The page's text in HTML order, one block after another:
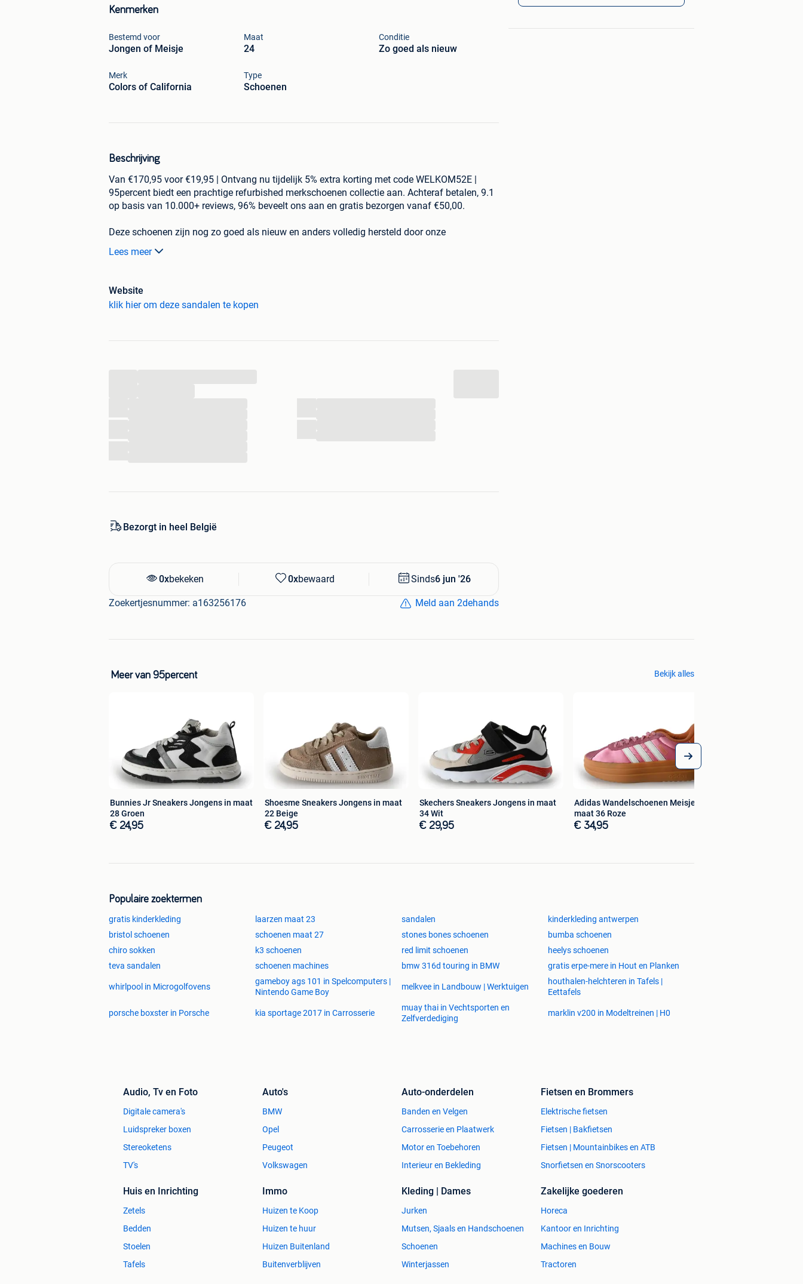
Kenmerken
Bestemd voor
Jongen of Meisje
Maat
24
Conditie
Zo goed als nieuw
Merk
Colors of California
Type
Schoenen
Beschrijving
Van €170,95 voor €19,95 | Ontvang nu tijdelijk 5% extra korting met code WELKOM52E |
95percent biedt een prachtige refurbished merkschoenen collectie aan. Achteraf betalen, 9.1
op basis van 10.000+ reviews, 96% beveelt ons aan en gratis bezorgen vanaf €50,00.
Deze schoenen zijn nog zo goed als nieuw en anders volledig hersteld door onze
producten is er maar 1 op voorraad. Dus het is belangrijk er snel bij te zijn.
- Achteraf betalen, Bancontact en PayPal
- 100% Kwaliteitsgarantie
- Voordelig en eenvoudig retourneren via bPost of PostNL
Lees meer
Website
klik hier om deze sandalen te kopen
Bezorgt in heel België
0xbekeken 0xbewaard Sinds6 jun '26
Zoekertjesnummer: a163256176 Meld aan 2dehands
Meer van 95percent Bekijk alles
Bunnies Jr Sneakers Jongens in maat
28 Groen
€ 24,95
Shoesme Sneakers Jongens in maat
22 Beige
€ 24,95
Skechers Sneakers Jongens in maat
34 Wit
€ 29,95
Adidas Wandelschoenen Meisjes in
maat 36 Roze
€ 34,95
Populaire zoektermen
gratis kinderkleding laarzen maat 23 sandalen
kinderkleding antwerpen
bristol schoenen
schoenen maat 27 stones bones schoenen
bumba schoenen
chiro sokken
k3 schoenen red limit schoenen
heelys schoenen
teva sandalen
schoenen machines bmw 316d touring in BMW gratis erpe-mere in Hout en Planken
whirlpool in Microgolfovens
gameboy ags 101 in Spelcomputers |
Nintendo Game Boy
melkvee in Landbouw | Werktuigen
houthalen-helchteren in Tafels |
Eettafels
porsche boxster in Porsche kia sportage 2017 in Carrosserie
muay thai in Vechtsporten en
Zelfverdediging
marklin v200 in Modeltreinen | H0
Audio, Tv en Foto
Digitale camera's
Luidspreker boxen
Stereoketens
TV's
Auto's
BMW
Opel
Peugeot
Volkswagen
Auto-onderdelen
Banden en Velgen
Carrosserie en Plaatwerk
Motor en Toebehoren
Interieur en Bekleding
Fietsen en Brommers
Elektrische fietsen
Fietsen | Bakfietsen
Fietsen | Mountainbikes en ATB
Snorfietsen en Snorscooters
Huis en Inrichting
Zetels
Bedden
Stoelen
Tafels
Immo
Huizen te Koop
Huizen te huur
Huizen Buitenland
Buitenverblijven
Kleding | Dames
Jurken
Mutsen, Sjaals en Handschoenen
Schoenen
Winterjassen
Zakelijke goederen
Horeca
Kantoor en Inrichting
Machines en Bouw
Tractoren